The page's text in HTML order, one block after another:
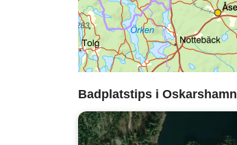
Badplatstips i Oskarshamn